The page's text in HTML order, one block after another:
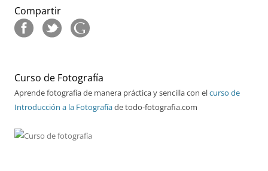
Compartir
Curso de Fotografía
Aprende fotografía de manera práctica y sencilla con elcurso de
Introducción a la Fotografíade todo-fotografia.com